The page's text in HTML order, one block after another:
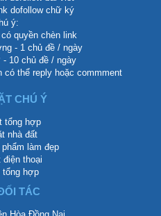
dofollow chữ ký
ý:
quyền chèn link
- 1 chủ đề / ngày
- 10 chủ đề / ngày
có thể reply hoặc commment
CHÚ Ý
tổng hợp
nhà đất
làm đẹp
điện thoại
tổng hợp
TÁC